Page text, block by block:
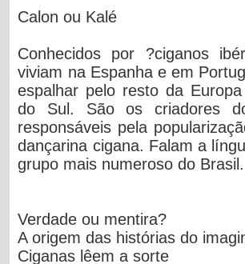
Calon ou Kalé
Conhecidos por ?ciganos
viviam na Espanha e em
espalhar pelo resto da
do Sul. São os criadores
responsáveis pela
dançarina cigana. Falam a
grupo mais numeroso do Brasil.
Verdade ou mentira?
A origem das histórias do
Ciganas lêem a sorte